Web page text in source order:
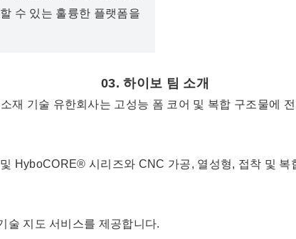
수 있는 훌륭한 플랫폼을
03. 하이보 팀 소개
재 기술 유한회사는 고성능 폼 코어 및 복합 구조물에
HyboCORE® 시리즈와 CNC 가공, 열성형, 접착 및
술 지도 서비스를 제공합니다.